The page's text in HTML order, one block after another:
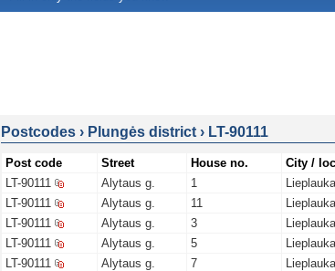
Postcodes › Plungės district › LT-90111
Post code Street House no. City /
LT-90111
Alytaus g. 1
LT-90111
Alytaus g. 11
LT-90111
Alytaus g. 3
LT-90111
Alytaus g. 5
LT-90111
Alytaus g. 7